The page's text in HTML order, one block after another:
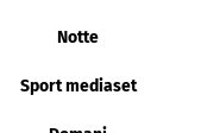
Notte
Sport mediaset